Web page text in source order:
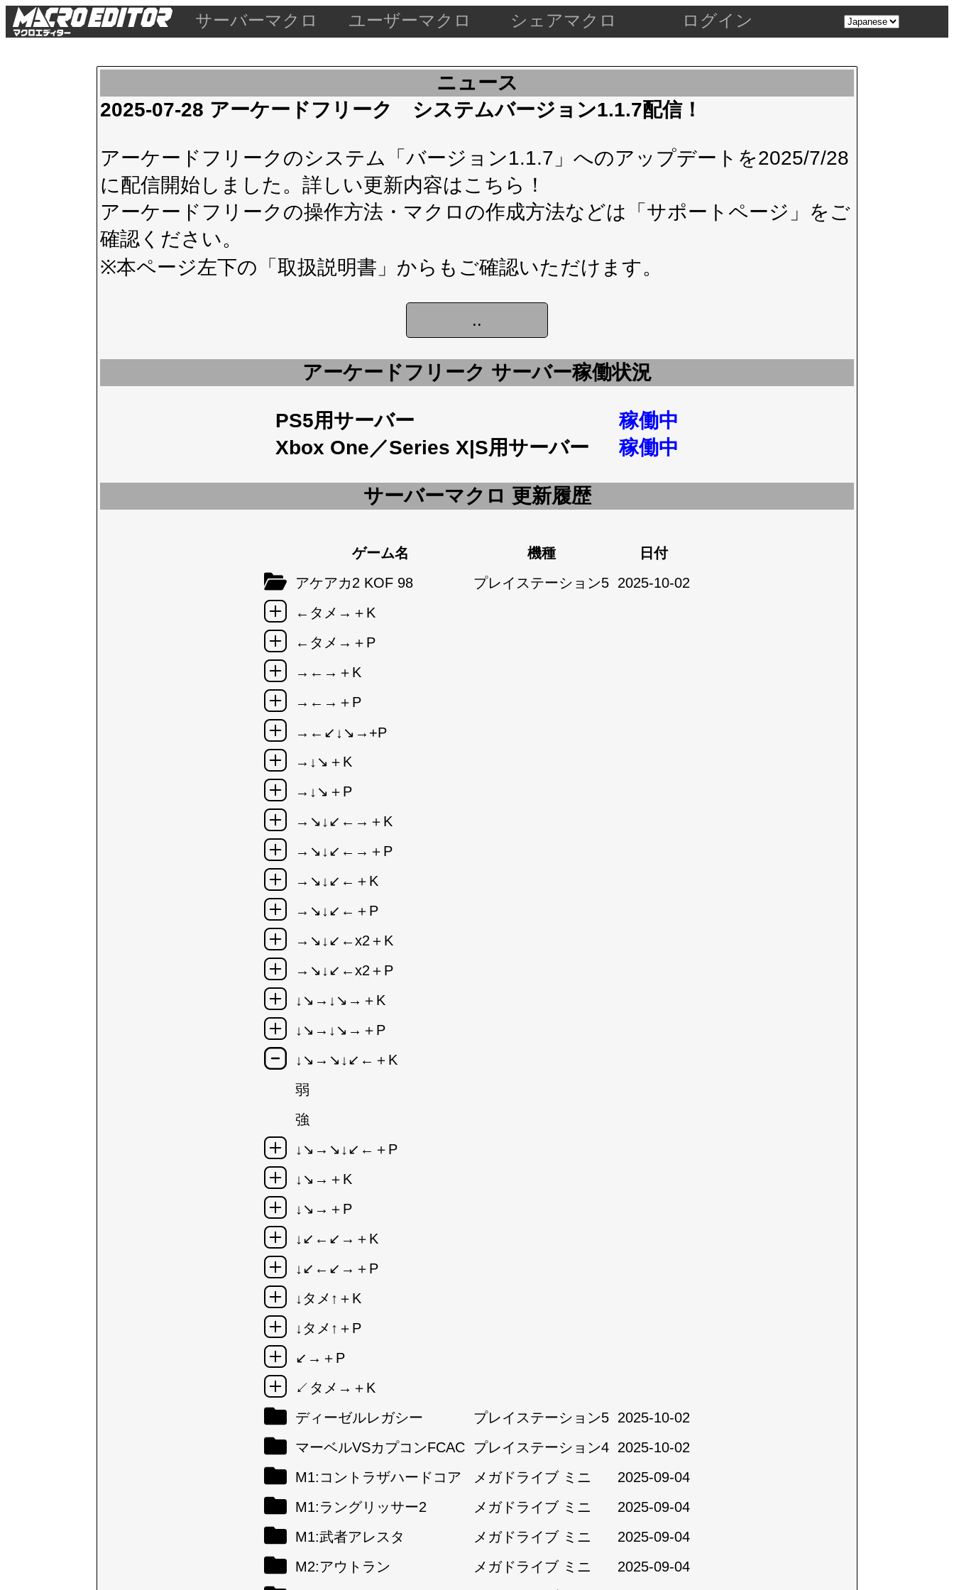
サーバーマクロ ユーザーマクロ シェアマクロ ログイン
ニュース
2025-07-28 アーケードフリーク システムバージョン1.1.7配信！
アーケードフリークのシステム「バージョン1.1.7」へのアップデートを2025/7/28
に配信開始しました。詳しい更新内容はこちら！
アーケードフリークの操作方法・マクロの作成方法などは 「サポートページ」 をご
確認ください。
※本ページ左下の 「取扱説明書」 からもご確認いただけます。
アーケードフリーク サーバー稼働状況
PS5用サーバー
稼働中
Xbox One／Series X|S用サーバー
稼働中
サーバーマクロ 更新履歴
ゲーム名 機種
日付
アケアカ2 KOF 98
プレイステーション5 2025-10-02
←タメ→＋K
←タメ→＋P
→←→＋K
→←→＋P
→←↙↓↘→+P
→↓↘＋K
→↓↘＋P
→↘↓↙←→＋K
→↘↓↙←→＋P
→↘↓↙←＋K
→↘↓↙←＋P
→↘↓↙←x2＋K
→↘↓↙←x2＋P
↓↘→↓↘→＋K
↓↘→↓↘→＋P
↓↘→↘↓↙←＋K
弱
強
↓↘→↘↓↙←＋P
↓↘→＋K
↓↘→＋P
↓↙←↙→＋K
↓↙←↙→＋P
↓タメ↑＋K
↓タメ↑＋P
↙→＋P
↙タメ→＋K
ディーゼルレガシー
プレイステーション5 2025-10-02
マーベルVSカプコンFCAC プレイステーション4 2025-10-02
M1:コントラザハードコア
メガドライブ ミニ
2025-09-04
M1:ラングリッサー2
メガドライブ ミニ
2025-09-04
M1:武者アレスタ
メガドライブ ミニ
2025-09-04
M2:アウトラン
メガドライブ ミニ
2025-09-04